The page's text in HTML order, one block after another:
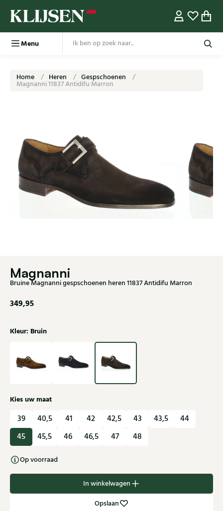
Menu
Home Heren Gespschoenen
Magnanni 11837 Antidifu Marron
Magnanni
Bruine Magnanni gespschoenen heren 11837 Antidifu Marron
349,95
Kleur: Bruin
Kies uw maat
39 40,5 41 42 42,5 43 43,5
44
45
45,5 46 46,5 47 48
Op voorraad
In winkelwagen
Opslaan